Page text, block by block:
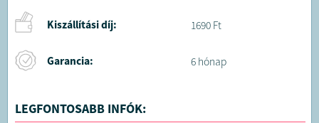
Kiszállítási díj: 1690 Ft
Garancia: 6 hónap
LEGFONTOSABB INFÓK: